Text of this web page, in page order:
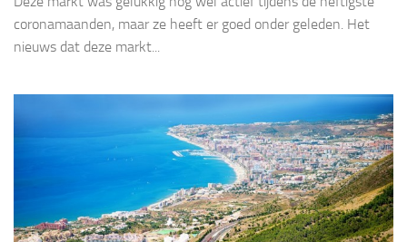
coronamaanden, maar ze heeft er goed onder geleden. Het
nieuws dat deze markt...